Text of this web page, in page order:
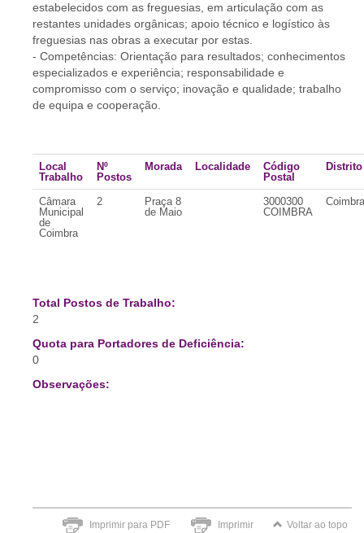
estabelecidos com as freguesias, em articulação com as
restantes unidades orgânicas; apoio técnico e logístico às
freguesias nas obras a executar por estas.
- Competências: Orientação para resultados; conhecimentos
especializados e experiência; responsabilidade e
compromisso com o serviço; inovação e qualidade; trabalho
de equipa e cooperação.
Local
Trabalho
Nº
Postos
Morada Localidade
Código
Postal
Distrito
Câmara
Municipal
de
Coimbra
2
Praça 8
de Maio
3000300
COIMBRA
Coimbra
Total Postos de Trabalho:
2
Quota para Portadores de Deficiência:
0
Observações:
Imprimir para PDF Imprimir Voltar ao topo